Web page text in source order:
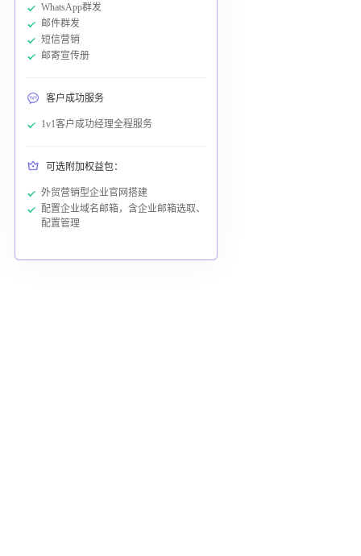
WhatsApp群发
邮件群发
短信营销
邮寄宣传册
客户成功服务
1v1客户成功经理全程服务
可选附加权益包：
外贸营销型企业官网搭建
配置企业域名邮箱，含企业邮箱选取、
配置管理